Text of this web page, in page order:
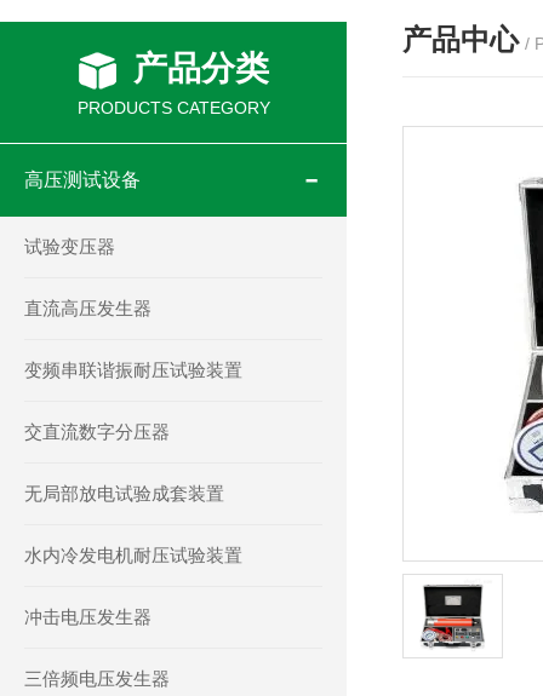
产品分类
PRODUCTS CATEGORY
高压测试设备
试验变压器
直流高压发生器
变频串联谐振耐压试验装置
交直流数字分压器
无局部放电试验成套装置
水内冷发电机耐压试验装置
冲击电压发生器
三倍频电压发生器
产品中心 /